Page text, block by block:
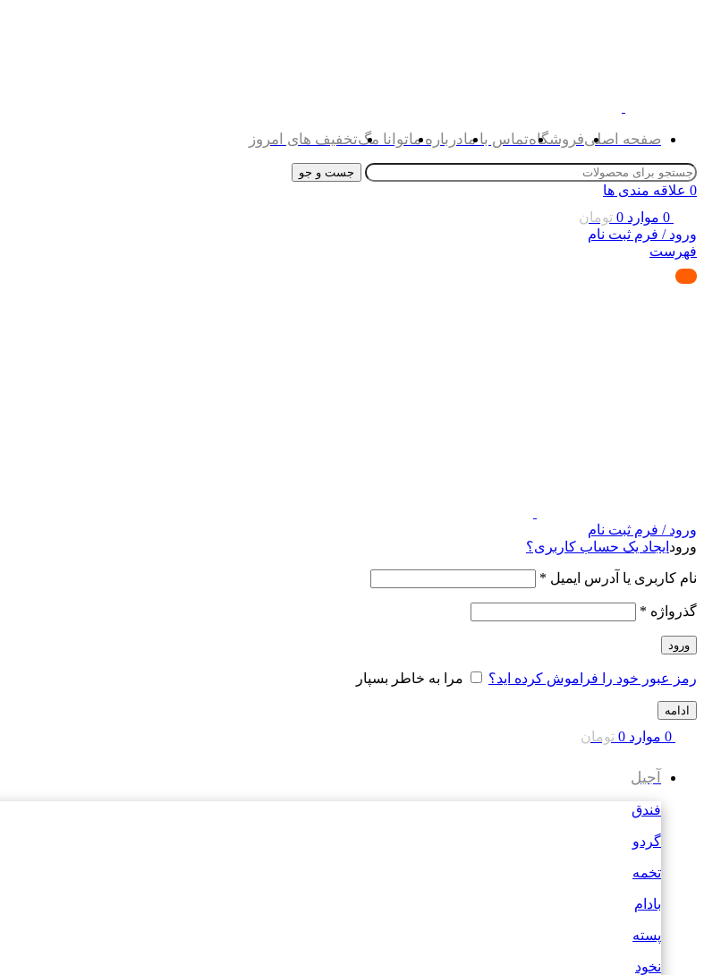
صفحه اصلیفروشگاهتماس با مادرباره ماتوانا مگتخفیف های امروز
جست و جو
0 علاقه مندی ها
0 موارد 0 تومان
ورود / فرم ثبت نام
فهرست
ورود / فرم ثبت نام
ورود ایجاد یک حساب کاربری؟
نام کاربری یا آدرس ایمیل *
گذرواژه *
ورود
رمز عبور خود را فراموش کرده اید؟ مرا به خاطر بسپار
ادامه
0 موارد 0 تومان
آجیل
فندق
گردو
تخمه
بادام
پسته
نخود